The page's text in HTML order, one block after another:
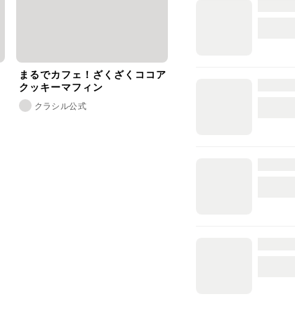
まるでカフェ！ざくざくココア
クッキーマフィン
クラシル公式